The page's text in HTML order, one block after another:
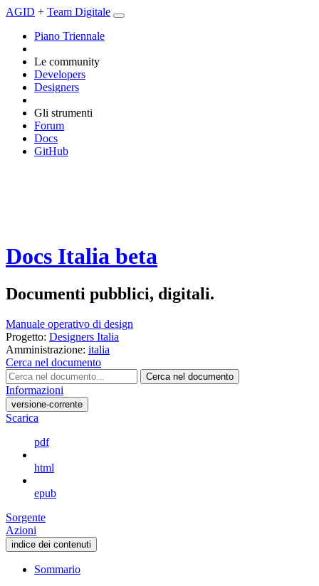
AGID + Team Digitale
Piano Triennale
Le community
Developers
Designers
Gli strumenti
Forum
Docs
GitHub
Docs Italia beta
Documenti pubblici, digitali.
Manuale operativo di design
Progetto: Designers Italia
Amministrazione: italia
Cerca nel documento
Cerca nel documento
Informazioni
versione-corrente
Scarica
pdf
html
epub
Sorgente
Azioni
indice dei contenuti
Sommario